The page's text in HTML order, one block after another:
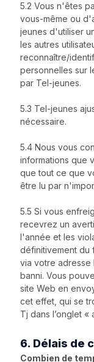
5.2 Vous n'êtes
vous-même ou
jeunes d'utiliser
les autres
reconnaître/
personnelles sur
par Tel-jeunes.
5.3 Tel-jeunes
nécessaire.
5.4 Nous vous
informations que
que tout ce que
être lu par
5.5 Si vous
recevrez un
l'année et les
définitivement du
via votre adresse
banni. Vous
site Web en
cet effet, qui se
Tj dans l’onglet «
6. Délais de
Combien de